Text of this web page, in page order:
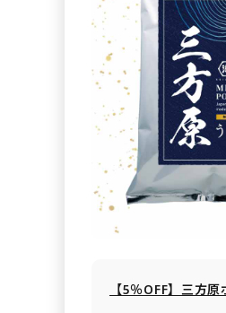
【5％OFF】三方